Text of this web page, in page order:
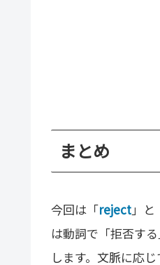
まとめ
今回は「reject」と
は動詞で「拒否す
します。文脈に応